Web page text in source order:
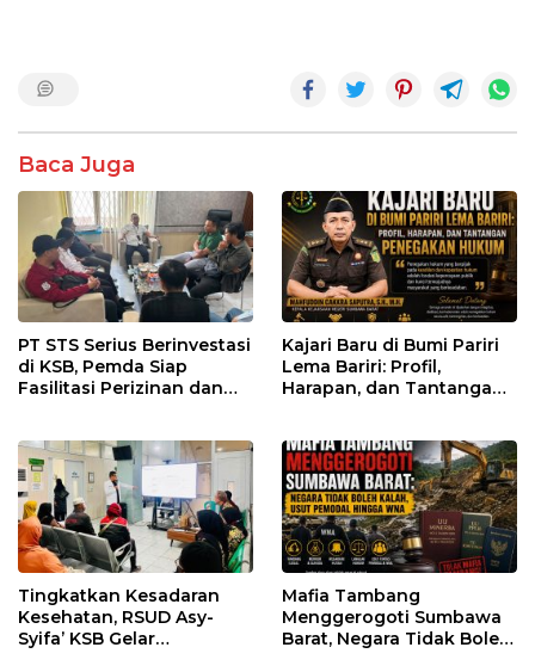
Baca Juga
PT STS Serius Berinvestasi
di KSB, Pemda Siap
Fasilitasi Perizinan dan
Kajari Baru di Bumi Pariri
Lema Bariri: Profil,
Harapan, dan Tantangan
Tingkatkan Kesadaran
Kesehatan, RSUD Asy-
Syifa’ KSB Gelar
Mafia Tambang
Menggerogoti Sumbawa
Barat, Negara Tidak Boleh